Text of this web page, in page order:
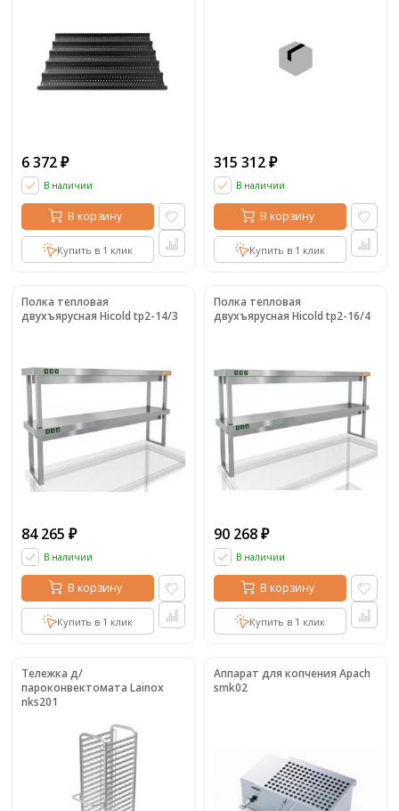
6 372 ₽
В наличии
В корзину
Купить в 1 клик
315 312 ₽
В наличии
В корзину
Купить в 1 клик
Полка тепловая
двухъярусная Hicold tp2-14/3
84 265 ₽
В наличии
В корзину
Купить в 1 клик
Полка тепловая
двухъярусная Hicold tp2-16/4
90 268 ₽
В наличии
В корзину
Купить в 1 клик
Тележка д/
пароконвектомата Lainox
nks201
Аппарат для копчения Apach
smk02